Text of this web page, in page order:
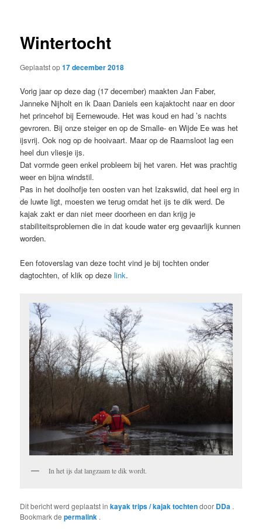
Wintertocht
Geplaatst op17 december 2018
Vorig jaar op deze dag (17 december) maakten Jan Faber,
Janneke Nijholt en ik Daan Daniels een kajaktocht naar en door
het princehof bij Eernewoude. Het was koud en had ’s nachts
gevroren. Bij onze steiger en op de Smalle- en Wijde Ee was het
ijsvrij. Ook nog op de hooivaart. Maar op de Raamsloot lag een
heel dun vliesje ijs.
Dat vormde geen enkel probleem bij het varen. Het was prachtig
weer en bijna windstil.
Pas in het doolhofje ten oosten van het Izakswiid, dat heel erg in
de luwte ligt, moesten we terug omdat het ijs te dik werd. De
kajak zakt er dan niet meer doorheen en dan krijg je
stabiliteitsproblemen die in dat koude water erg gevaarlijk kunnen
worden.
Een fotoverslag van deze tocht vind je bij tochten onder
dagtochten, of klik op dezelink.
In het ijs dat langzaam te dik wordt.
Dit bericht werd geplaatst inkayak trips / kajak tochtendoor DDa .
Bookmark depermalink .